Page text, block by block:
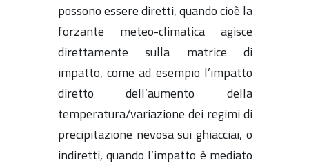
possono essere diretti, quando cioè la
forzante meteo-climatica agisce
direttamente sulla matrice di
impatto, come ad esempio l’impatto
diretto dell’aumento della
temperatura/variazione dei regimi di
precipitazione nevosa sui ghiacciai, o
indiretti, quando l’impatto è mediato